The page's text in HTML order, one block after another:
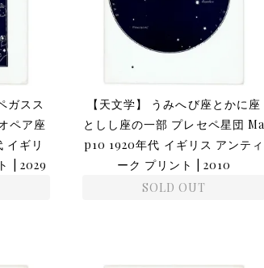
ガスス
ペア座
イギリ
| 2029
【天文学】 うみへび座とかに座
としし座の一部 プレセペ星団 Ma
p10 1920年代 イギリス アンティ
ーク プリント | 2010
SOLD OUT